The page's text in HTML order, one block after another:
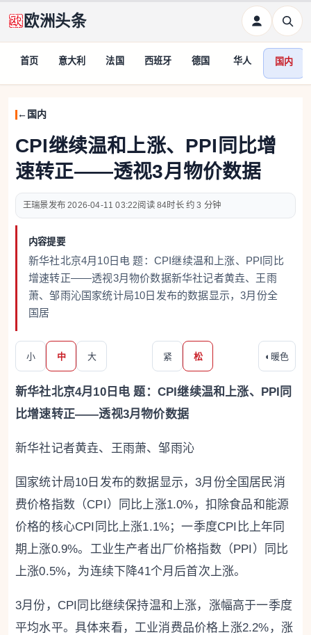
欧洲头条
首页 意大利 法国 西班牙 德国 华人 国内
国内
CPI继续温和上涨、PPI同比增
速转正——透视3月物价数据
王瑞景 2026-04-11 03:22 84 约 3 分钟
内容提要
新华社北京4月10日电 题：CPI继续温和上涨、PPI同比
增速转正——透视3月物价数据新华社记者黄垚、王雨
萧、邹雨沁国家统计局10日发布的数据显示，3月份全
国居
小 中 大 紧 松 ◐ 暖色
新华社北京4月10日电 题：CPI继续温和上涨、PPI同
比增速转正——透视3月物价数据
新华社记者黄垚、王雨萧、邹雨沁
国家统计局10日发布的数据显示，3月份全国居民消
费价格指数（CPI）同比上涨1.0%，扣除食品和能源
价格的核心CPI同比上涨1.1%；一季度CPI比上年同
期上涨0.9%。工业生产者出厂价格指数（PPI）同比
上涨0.5%，为连续下降41个月后首次上涨。
3月份，CPI同比继续保持温和上涨，涨幅高于一季度
平均水平。具体来看，工业消费品价格上涨2.2%，涨